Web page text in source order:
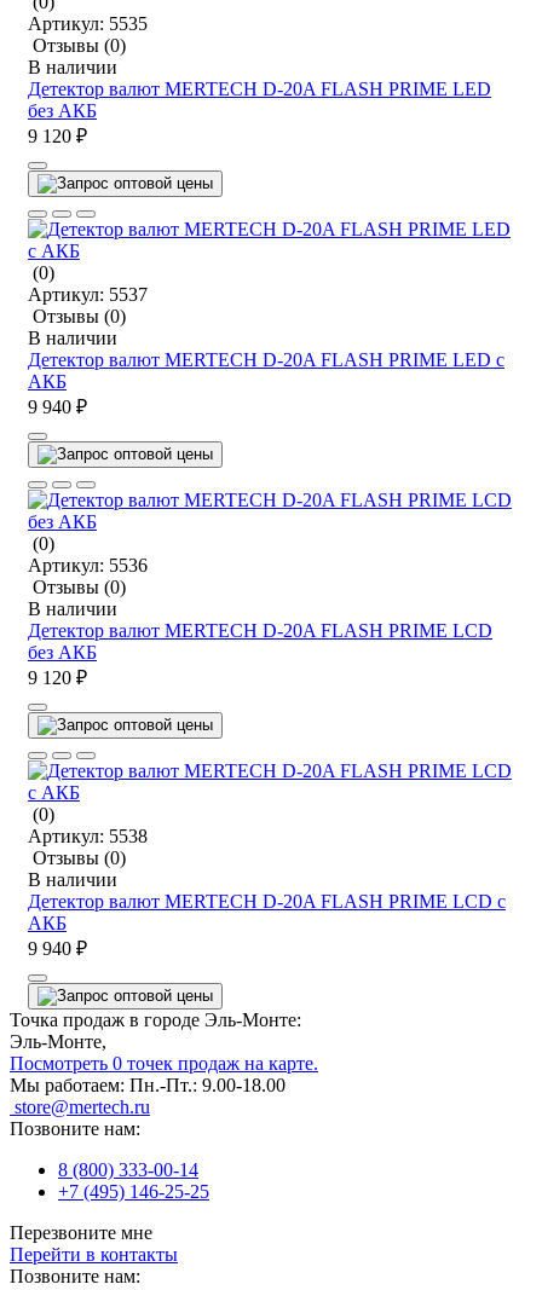
Артикул: 5535
Отзывы (0)
В наличии
Детектор валют MERTECH D-20A FLASH PRIME LED
без АКБ
9 120 ₽
(0)
Артикул: 5537
Отзывы (0)
В наличии
Детектор валют MERTECH D-20A FLASH PRIME LED c
АКБ
9 940 ₽
(0)
Артикул: 5536
Отзывы (0)
В наличии
Детектор валют MERTECH D-20A FLASH PRIME LCD
без АКБ
9 120 ₽
(0)
Артикул: 5538
Отзывы (0)
В наличии
Детектор валют MERTECH D-20A FLASH PRIME LCD c
АКБ
9 940 ₽
Точка продаж в городе Эль-Монте:
Эль-Монте,
Посмотреть 0 точек продаж на карте.
Мы работаем: Пн.-Пт.: 9.00-18.00
store@mertech.ru
Позвоните нам:
8 (800) 333-00-14
+7 (495) 146-25-25
Перезвоните мне
Перейти в контакты
Позвоните нам: